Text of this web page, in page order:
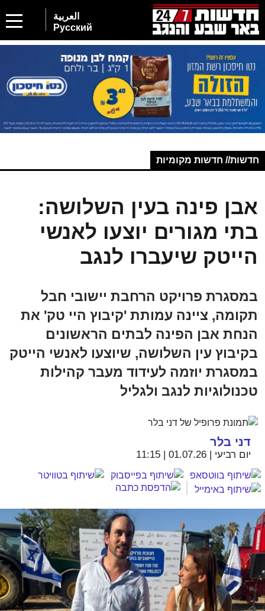
العربية
Русский
חדשות// חדשות מקומיות
אבן פינה בעין השלושה:
בתי מגורים יוצעו לאנשי
הייטק שיעברו לנגב
במסגרת פרויקט הרחבת יישובי חבל
תקומה, ציינה עמותת 'קיבוץ היי טק' את
הנחת אבן הפינה לבתים הראשונים
בקיבוץ עין השלושה, שיוצעו לאנשי הייטק
במסגרת יוזמה לעידוד מעבר קהילות
טכנולוגיות לנגב ולגליל
דני בלר
יום רביעי | 01.07.26 | 11:15